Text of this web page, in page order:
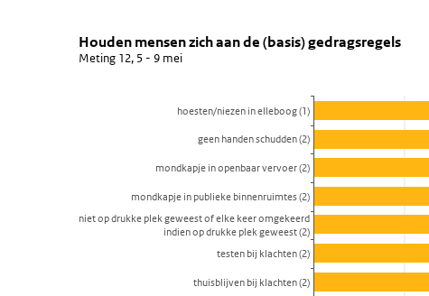
Opvolgen gedragsregels
Sla de grafiek 'Houden mensen zich aan de (basis)
Houden mensen zich aan de (basis)
Bekijk als data tabel.
De grafiek heeft 1 X-as die categories weergeeft.
De grafiek heeft 1 Y-as die percentage weergeeft.
Houden mensen zich aan de (basis) gedragsregels
Meting 12, 5 - 9 mei
hoesten/niezen in elleboog (1)
geen handen schudden (2)
mondkapje in openbaar vervoer (2)
mondkapje in publieke binnenruimtes (2)
niet op drukke plek geweest of elke keer omgekeerd
indien op drukke plek geweest (2)
testen bij klachten (2)
thuisblijven bij klachten (2)